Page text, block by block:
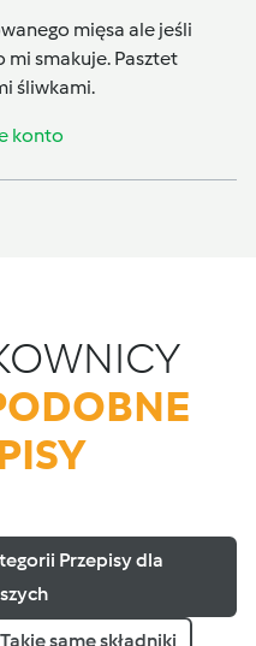
mięsa ale jeśli
smakuje. Pasztet
śliwkami.
konto
Przepisy dla
Takie same składniki